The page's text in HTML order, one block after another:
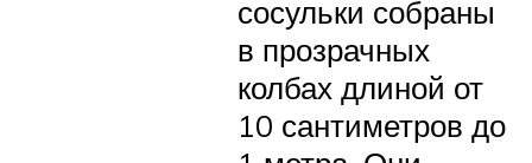
сосульки собраны
в прозрачных
колбах длиной от
10 сантиметров до